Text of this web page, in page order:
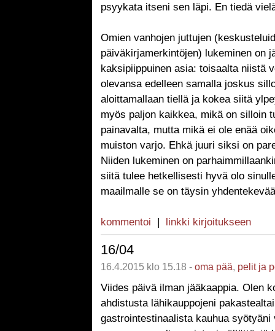
psyykata itseni sen läpi. En tiedä
Omien vanhojen juttujen
päiväkirjamerkintöjen) lukeminen on
kaksipiippuinen asia: toisaalta niistä
olevansa edelleen samalla joskus
aloittamallaan tiellä ja kokea siitä
myös paljon kaikkea, mikä on silloin
painavalta, mutta mikä ei ole enää
muiston varjo. Ehkä juuri siksi on
Niiden lukeminen on
siitä tulee hetkellisesti hyvä olo
maailmalle se on täysin
kommentoi | linkki kirjoitukseen
16/04
16.4.2015 klo 15.18 - oma pää, pelit ja
Viides päivä ilman jääkaappia. Olen
ahdistusta lähikauppojeni
gastrointestinaalista kauhua